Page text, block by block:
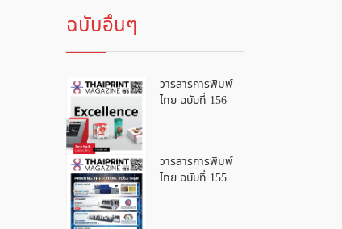
ฉบับอื่นๆ
วารสารการพิมพ์
ไทย ฉบับที่ 156
วารสารการพิมพ์
ไทย ฉบับที่ 155